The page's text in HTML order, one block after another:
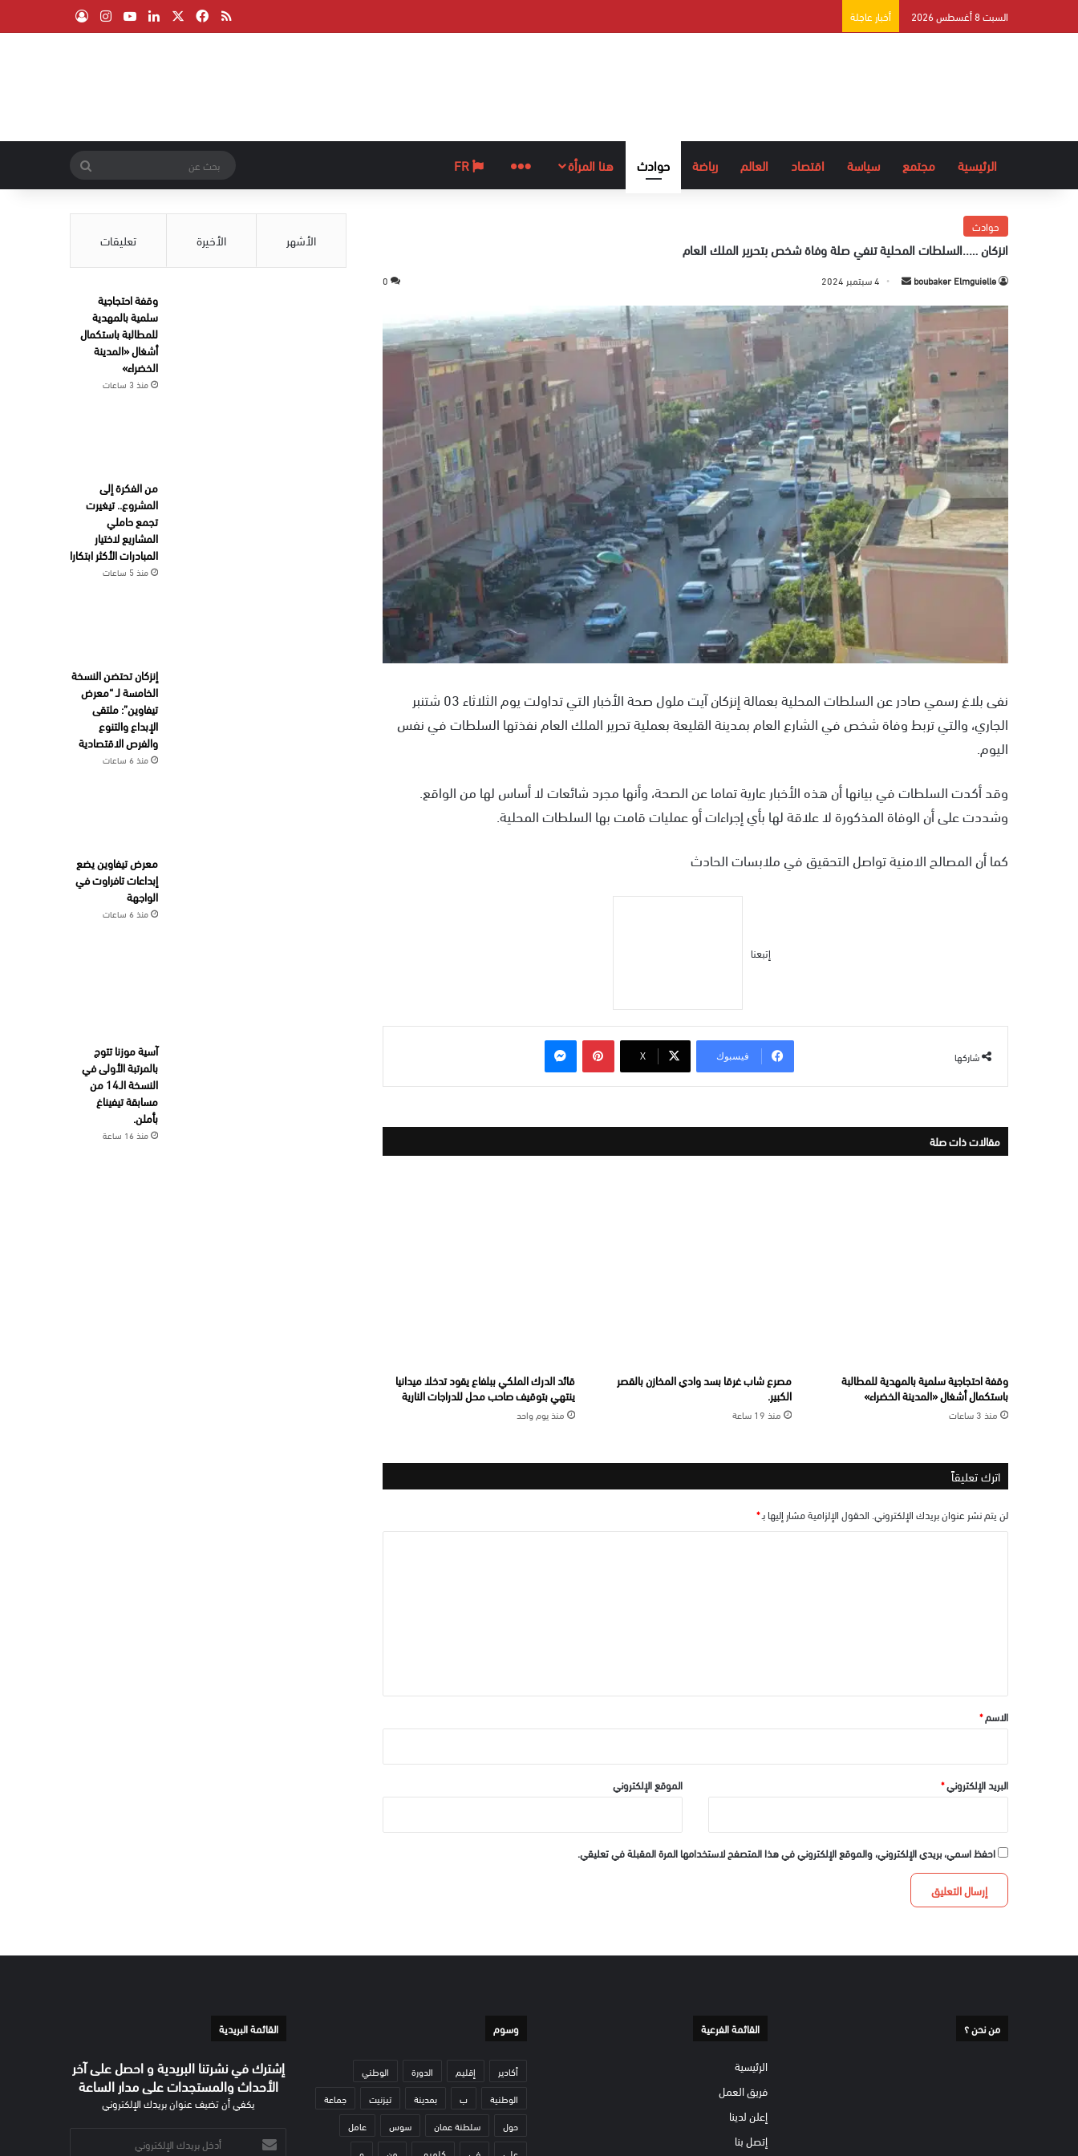
السبت 8 أغسطس 2026 أخبار عاجلة ملخص الموقع RSS
فيسبوك لينكدإن ‫YouTube
انستقرام
الرئيسية مجتمع سياسة اقتصاد العالم رياضة حوادث هنا المرأة المزيد
عن
حوادث
انزكان …..السلطات المحلية تنفي صلة وفاة شخص بتحرير الملك العام
boubaker Elmguielle
س
ل
ب
ر
ي
د
ا
إ
ل
ك
ت
ر
و
ن
4 سبتمبر 2024 0
نفى بلاغ رسمي صادر عن السلطات المحلية بعمالة إنزكان آيت ملول صحة الأخبار التي تداولت يوم الثلاثاء 03 شتنبر
الجاري، والتي تربط وفاة شخص في الشارع العام بمدينة القليعة بعملية تحرير الملك العام نفذتها السلطات في نفس
اليوم.
وقد أكدت السلطات في بيانها أن هذه الأخبار عارية تماما عن الصحة، وأنها مجرد شائعات لا أساس لها من الواقع.
وشددت على أن الوفاة المذكورة لا علاقة لها بأي إجراءات أو عمليات قامت بها السلطات المحلية.
كما أن المصالح الامنية تواصل التحقيق في ملابسات الحادث
إتبعنا
شاركها فيسبوك ‫X
بينتيريست
مقالات ذات صلة
وقفة احتجاجية سلمية بالمهدية للمطالبة
باستكمال أشغال «المدينة الخضراء»
منذ 3 ساعات
مصرع شاب غرقا بسد وادي المخازن بالقصر
الكبير.
منذ 19 ساعة
قائد الدرك الملكي ببلفاع يقود تدخلا ميدانيا
ينتهي بتوقيف صاحب محل للدراجات النارية
منذ يوم واحد
اترك تعليقاً
لن يتم نشر عنوان بريدك الإلكتروني. الحقول الإلزامية مشار إليها بـ*
*الاسم*
البريد الإلكتروني* الموقع الإلكتروني
احفظ اسمي، بريدي الإلكتروني، والموقع الإلكتروني في هذا المتصفح لاستخدامها المرة المقبلة في تعليقي.
الأشهر الأخيرة تعليقات
وقفة احتجاجية
سلمية بالمهدية
للمطالبة باستكمال
أشغال «المدينة
الخضراء»
منذ 3 ساعات
من الفكرة إلى
المشروع.. تيغيرت
تجمع حاملي
المشاريع لاختيار
المبادرات الأكثر ابتكارا
منذ 5 ساعات
إنزكان تحتضن النسخة
الخامسة لـ “معرض
تيفاوين”: ملتقى
الإبداع والتنوع
والفرص الاقتصادية
منذ 6 ساعات
معرض تيفاوين يضع
إبداعات تافراوت في
الواجهة
منذ 6 ساعات
آسية موزنا تتوج
بالمرتبة الأولى في
النسخة الـ14 من
مسابقة تيفيناغ
بأملن.
منذ 16 ساعة
من نحن ؟ القائمة الفرعية
الرئيسية
فريق العمل
إعلن لدينا
إتصل بنا
وسوم
أكادير إقليم الدورة
الوطني
الوطنية
ب بمدينة تيزنيت
جماعة
حول
سلطنة عمان سوس
عامل
القائمة البريدية
إشترك في نشرتنا البريدية و احصل على آخر
الأحداث والمستجدات على مدار الساعة
يكفي أن تضيف عنوان بريدك الإلكتروني
أدخل